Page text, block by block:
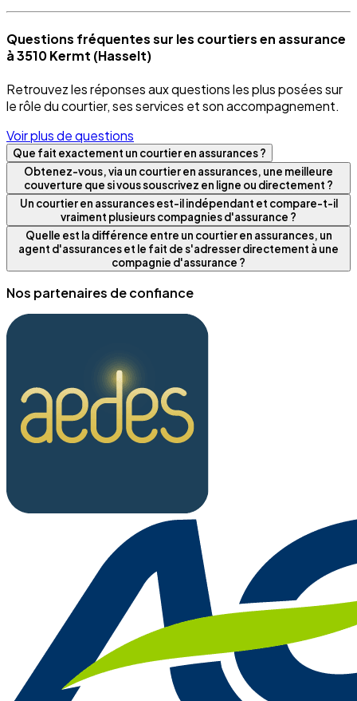
Questions fréquentes sur les courtiers en assurance
à 3510 Kermt (Hasselt)
Retrouvez les réponses aux questions les plus posées sur
le rôle du courtier, ses services et son accompagnement.
Voir plus de questions
Que fait exactement un courtier en assurances ?
Obtenez-vous, via un courtier en assurances, une meilleure
couverture que si vous souscrivez en ligne ou directement ?
Un courtier en assurances est-il indépendant et compare-t-il
vraiment plusieurs compagnies d'assurance ?
Quelle est la différence entre un courtier en assurances, un
agent d'assurances et le fait de s'adresser directement à une
compagnie d'assurance ?
Nos partenaires de confiance